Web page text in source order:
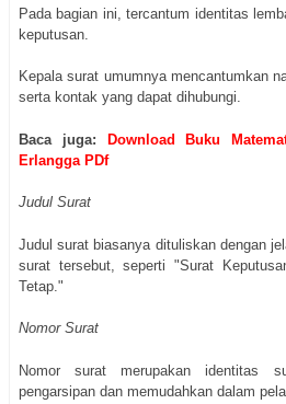
Pada bagian ini, tercantum identitas
keputusan.
Kepala surat umumnya mencantumkan
serta kontak yang dapat dihubungi.
Baca juga: Download Buku
Erlangga PDf
Judul Surat
Judul surat biasanya dituliskan dengan
surat tersebut, seperti "Surat
Tetap."
Nomor Surat
Nomor surat merupakan identitas
pengarsipan dan memudahkan dalam